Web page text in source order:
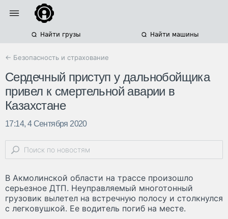
Найти грузы Найти машины
← Безопасность и страхование
Сердечный приступ у дальнобойщика
привел к смертельной аварии в
Казахстане
17:14, 4 Сентября 2020
В Акмолинской области на трассе произошло
серьезное ДТП. Неуправляемый многотонный
грузовик вылетел на встречную полосу и столкнулся
с легковушкой. Ее водитель погиб на месте.